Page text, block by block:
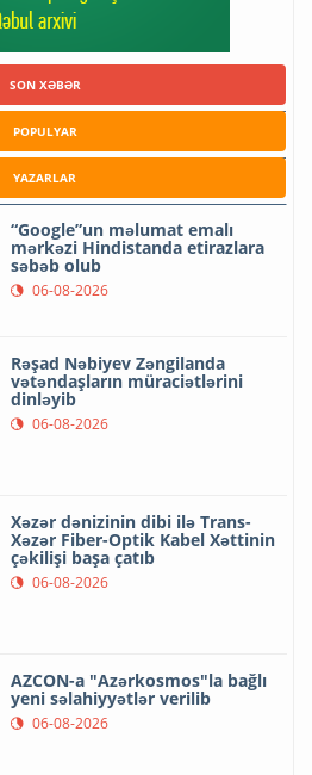
SON XƏBƏR
POPULYAR
YAZARLAR
“Google”un məlumat emalı
mərkəzi Hindistanda etirazlara
səbəb olub
06-08-2026
Rəşad Nəbiyev Zəngilanda
vətəndaşların müraciətlərini
dinləyib
06-08-2026
Xəzər dənizinin dibi ilə Trans-
Xəzər Fiber-Optik Kabel Xəttinin
çəkilişi başa çatıb
06-08-2026
AZCON-a "Azərkosmos"la bağlı
yeni səlahiyyətlər verilib
06-08-2026